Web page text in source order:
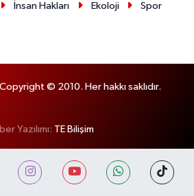
İnsan Hakları Ekoloji
Spor
Copyright © 2010. Her hakkı saklıdır.
Yazılımı: TE Bilişim